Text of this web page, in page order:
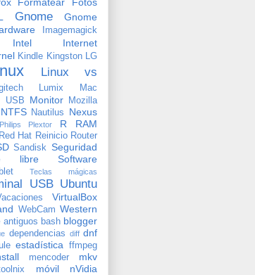
Gnome
Gnome
Imagemagick
Intel
Internet
Kindle Kingston LG
Linux vs
Lumix Mac
USB Monitor Mozilla
NTFS Nautilus
Nexus
Philips Plextor R RAM
Red Hat Reinicio Router
Sandisk Seguridad
libre
Software
Teclas mágicas
USB Ubuntu
VirtualBox
WebCam Western
antiguos bash blogger
dependencias diff dnf
estadística
ffmpeg
mencoder mkv
móvil nVidia